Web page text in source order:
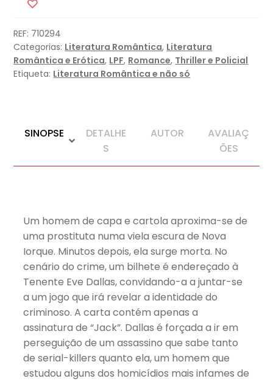
REF: 710294
Categorias: Literatura Romântica, Literatura
Romântica e Erótica, LPF, Romance, Thriller e Policial
Etiqueta: Literatura Romântica e não só
SINOPSE
DETALHE
S
AUTOR
AVALIAÇ
ÕES
Um homem de capa e cartola aproxima-se de
uma prostituta numa viela escura de Nova
Iorque. Minutos depois, ela surge morta. No
cenário do crime, um bilhete é endereçado à
Tenente Eve Dallas, convidando-a a juntar-se
a um jogo que irá revelar a identidade do
criminoso. A carta contém apenas a
assinatura de “Jack”. Dallas é forçada a ir em
perseguição de um assassino que sabe tanto
de serial-killers quanto ela, um homem que
estudou alguns dos homicídios mais infames de